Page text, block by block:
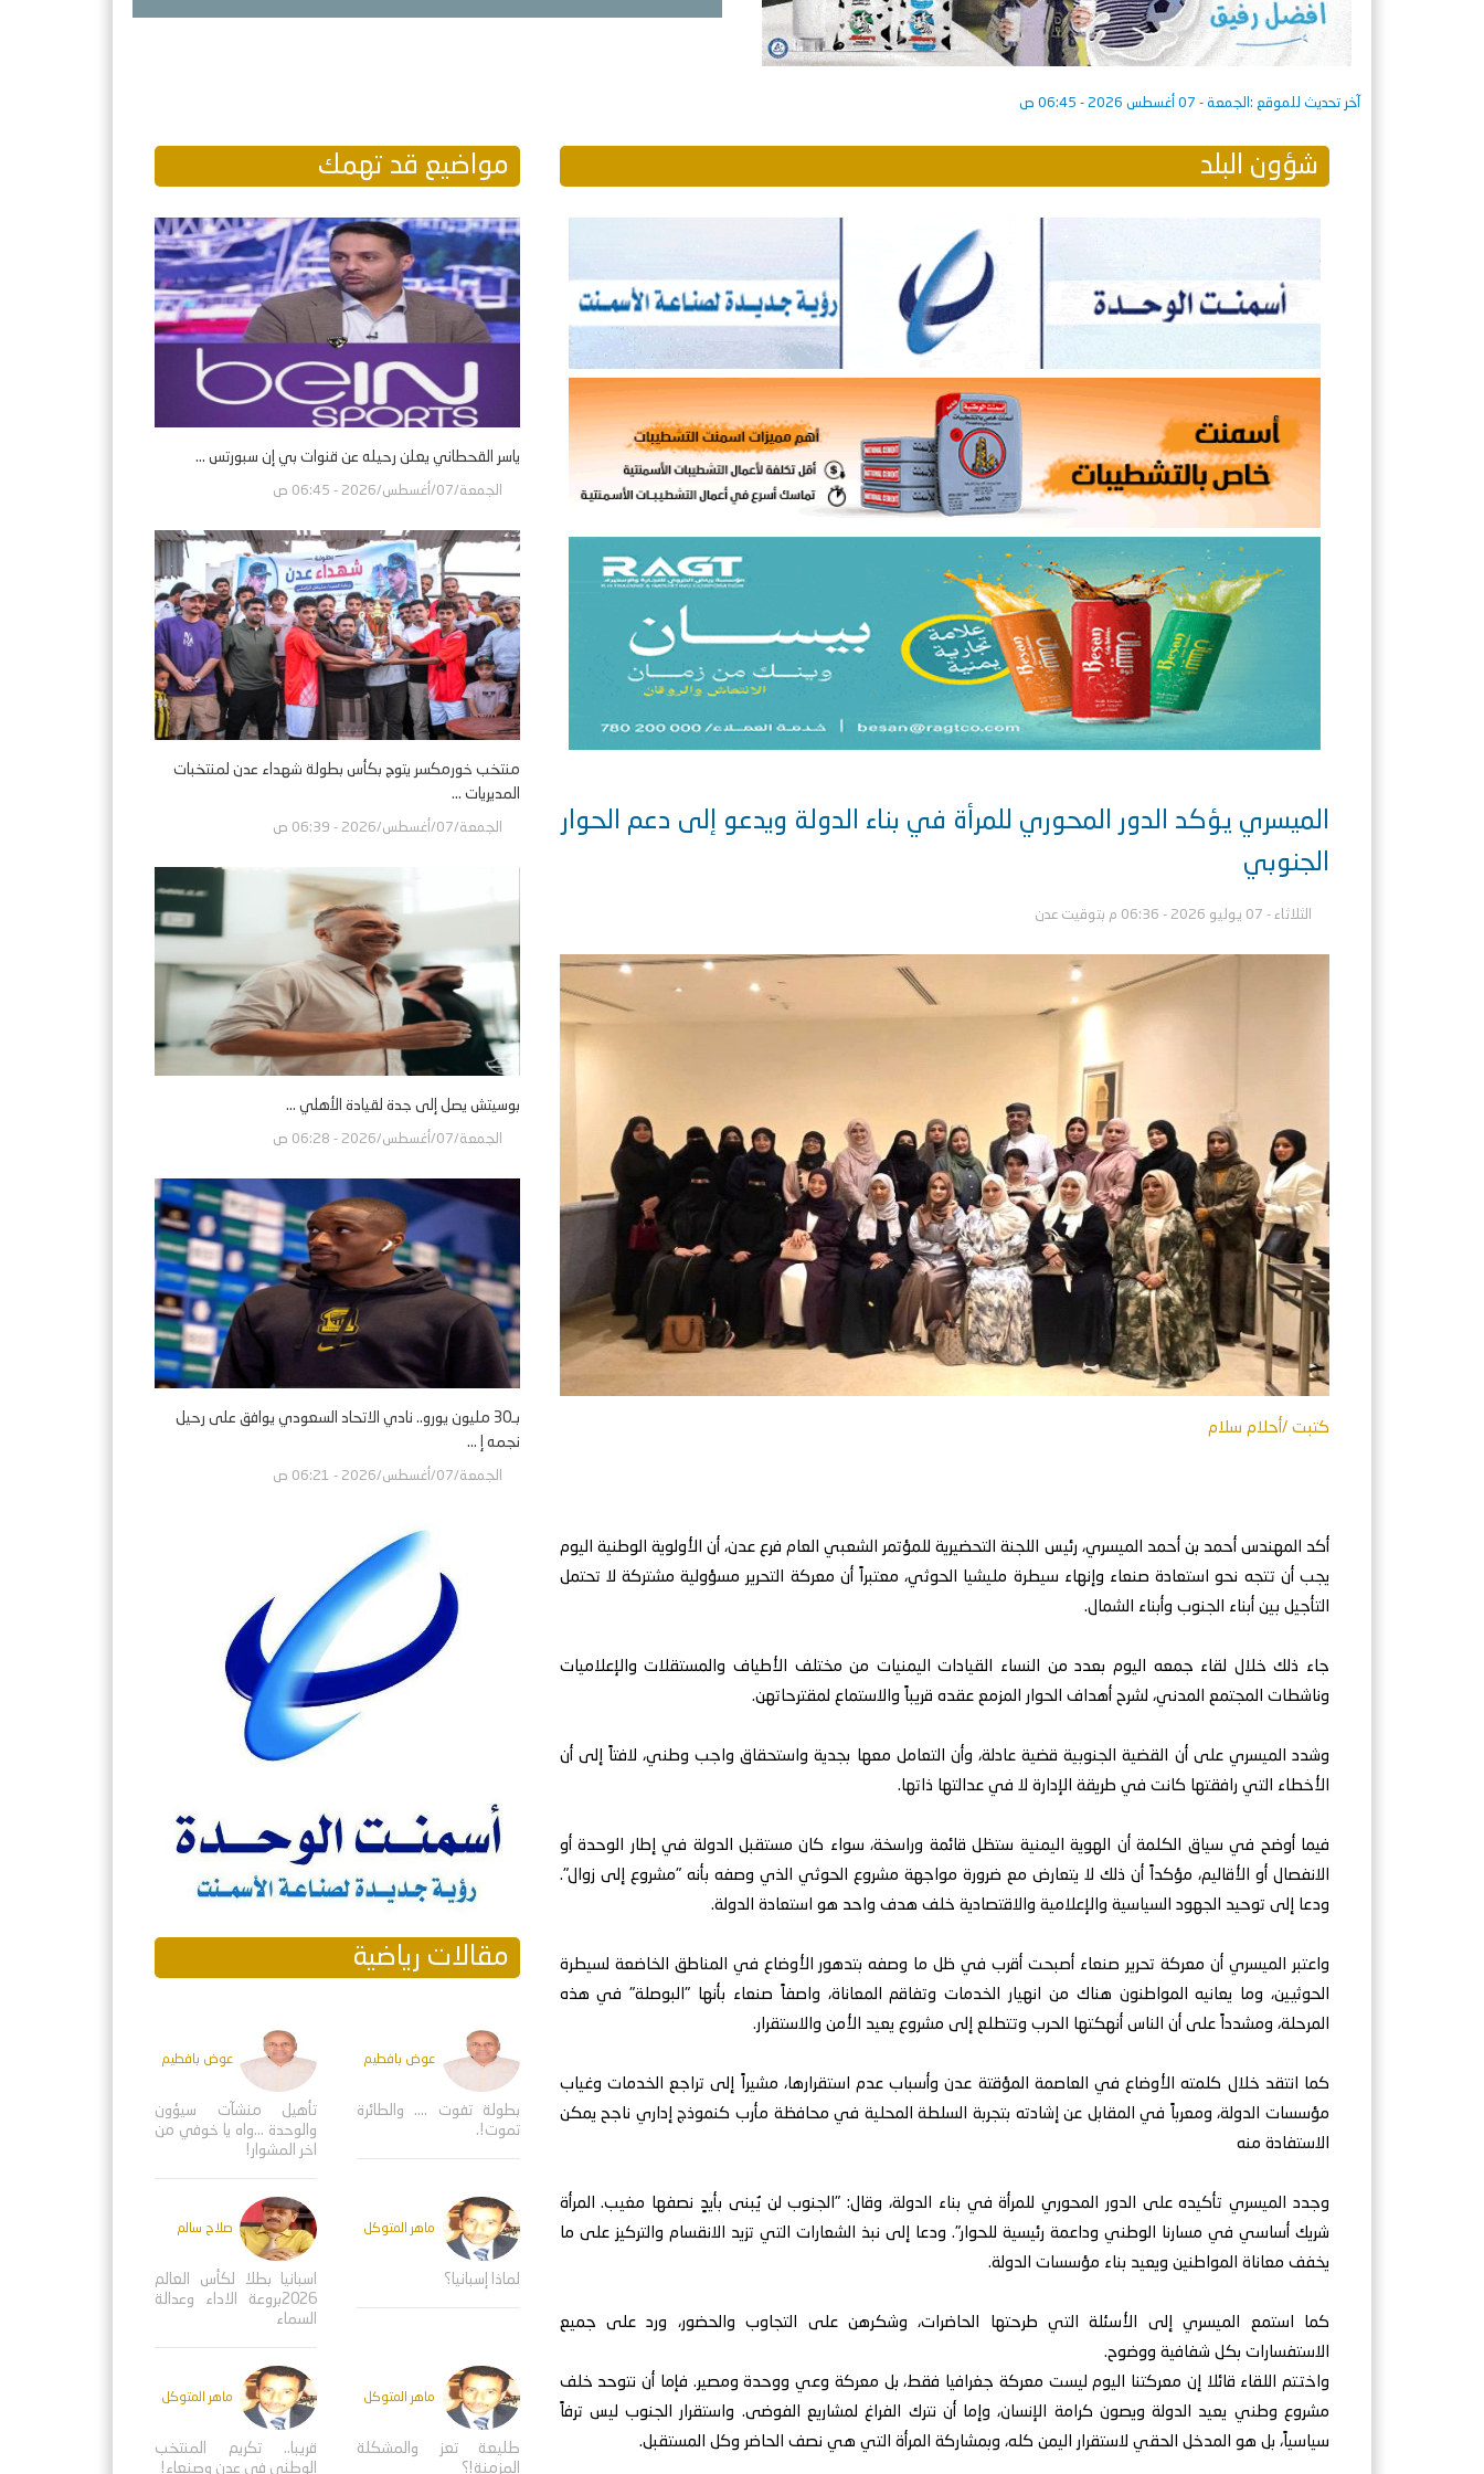
آخر تحديث للموقع : الجمعة - 07 أغسطس 2026 - 06:45 ص
شؤون البلد
الميسري يؤكد الدور المحوري للمرأة في بناء الدولة ويدعو إلى دعم الحوار
الجنوبي
الثلاثاء - 07 يوليو 2026 - 06:36 م بتوقيت عدن
كتبت /أحلام سلام
أكد المهندس أحمد بن أحمد الميسري، رئيس اللجنة التحضيرية للمؤتمر الشعبي العام فرع عدن، أن الأولوية الوطنية اليوم
يجب أن تتجه نحو استعادة صنعاء وإنهاء سيطرة مليشيا الحوثي، معتبراً أن معركة التحرير مسؤولية مشتركة لا تحتمل
التأجيل بين أبناء الجنوب وأبناء الشمال.
جاء ذلك خلال لقاء جمعه اليوم بعدد من النساء القيادات اليمنيات من مختلف الأطياف والمستقلات والإعلاميات
وناشطات المجتمع المدني، لشرح أهداف الحوار المزمع عقده قريباً والاستماع لمقترحاتهن.
وشدد الميسري على أن القضية الجنوبية قضية عادلة، وأن التعامل معها بجدية واستحقاق واجب وطني، لافتاً إلى أن
الأخطاء التي رافقتها كانت في طريقة الإدارة لا في عدالتها ذاتها.
فيما أوضح في سياق الكلمة أن الهوية اليمنية ستظل قائمة وراسخة، سواء كان مستقبل الدولة في إطار الوحدة أو
الانفصال أو الأقاليم، مؤكداً أن ذلك لا يتعارض مع ضرورة مواجهة مشروع الحوثي الذي وصفه بأنه "مشروع إلى زوال".
ودعا إلى توحيد الجهود السياسية والإعلامية والاقتصادية خلف هدف واحد هو استعادة الدولة.
واعتبر الميسري أن معركة تحرير صنعاء أصبحت أقرب في ظل ما وصفه بتدهور الأوضاع في المناطق الخاضعة لسيطرة
الحوثيين، وما يعانيه المواطنون هناك من انهيار الخدمات وتفاقم المعاناة، واصفاً صنعاء بأنها "البوصلة" في هذه
المرحلة، ومشدداً على أن الناس أنهكتها الحرب وتتطلع إلى مشروع يعيد الأمن والاستقرار.
كما انتقد خلال كلمته الأوضاع في العاصمة المؤقتة عدن وأسباب عدم استقرارها، مشيراً إلى تراجع الخدمات وغياب
مؤسسات الدولة، ومعرباً في المقابل عن إشادته بتجربة السلطة المحلية في محافظة مأرب كنموذج إداري ناجح يمكن
الاستفادة منه
وجدد الميسري تأكيده على الدور المحوري للمرأة في بناء الدولة، وقال: "الجنوب لن يُبنى بأيدٍ نصفها مغيب. المرأة
شريك أساسي في مسارنا الوطني وداعمة رئيسية للحوار". ودعا إلى نبذ الشعارات التي تزيد الانقسام والتركيز على ما
يخفف معاناة المواطنين ويعيد بناء مؤسسات الدولة.
كما استمع الميسري إلى الأسئلة التي طرحتها الحاضرات، وشكرهن على التجاوب والحضور، ورد على جميع
الاستفسارات بكل شفافية ووضوح.
واختتم اللقاء قائلا إن معركتنا اليوم ليست معركة جغرافيا فقط، بل معركة وعي ووحدة ومصير. فإما أن نتوحد خلف
مشروع وطني يعيد الدولة ويصون كرامة الإنسان، وإما أن نترك الفراغ لمشاريع الفوضى. واستقرار الجنوب ليس ترفاً
سياسياً، بل هو المدخل الحقي لاستقرار اليمن كله، وبمشاركة المرأة التي هي نصف الحاضر وكل المستقبل.
مواضيع قد تهمك
ياسر القحطاني يعلن رحيله عن قنوات بي إن سبورتس ...
الجمعة/07/أغسطس/2026 - 06:45 ص
منتخب خورمكسر يتوج بكأس بطولة شهداء عدن لمنتخبات
المديريات ...
الجمعة/07/أغسطس/2026 - 06:39 ص
بوسيتش يصل إلى جدة لقيادة الأهلي ...
الجمعة/07/أغسطس/2026 - 06:28 ص
بـ30 مليون يورو.. نادي الاتحاد السعودي يوافق على رحيل
نجمه إ ...
الجمعة/07/أغسطس/2026 - 06:21 ص
مقالات رياضية
عوض بافطيم
بطولة تفوت .... والطائرة
تموت!.
عوض بافطيم
تأهيل منشآت سيؤون
والوحدة ...واه يا خوفي من
اخر المشوار!
ماهر المتوكل
لماذا إسبانيا؟
صلاح سالم
اسبانيا بطلا لكأس العالم
2026بروعة الاداء وعدالة
السماء
ماهر المتوكل
طليعة تعز والمشكلة
المزمنة!؟
ماهر المتوكل
قريبا.. تكريم المنتخب
الوطني في عدن وصنعاء!